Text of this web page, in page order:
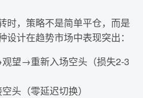
时，策略不是简单平仓，而是
设计在趋势市场中表现突出：
望→重新入场空头（损失2-3
头（零延迟切换）